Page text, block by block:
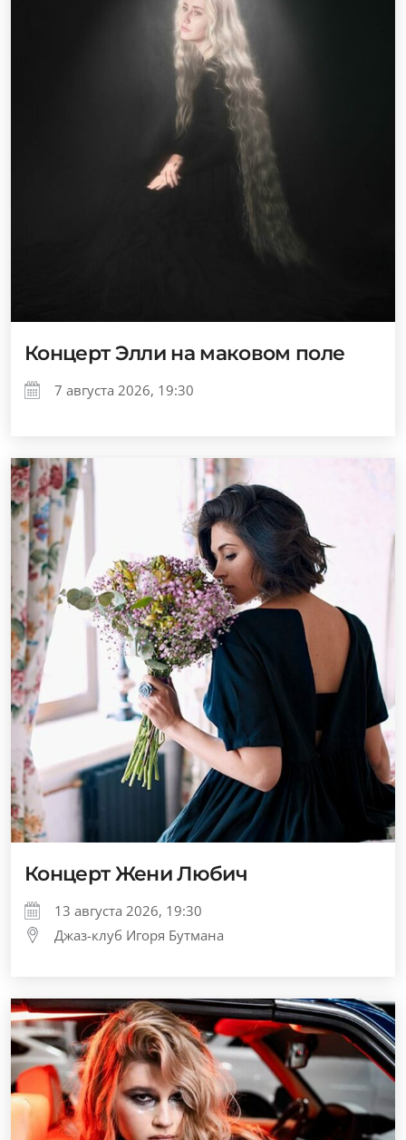
Концерт Элли на маковом поле
7 августа 2026, 19:30
Концерт Жени Любич
13 августа 2026, 19:30
Джаз-клуб Игоря Бутмана